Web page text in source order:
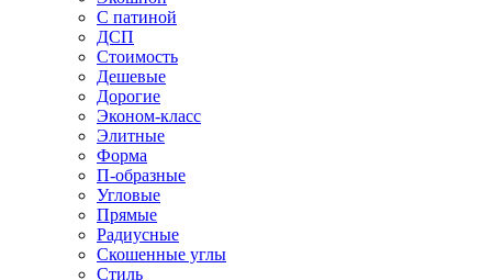
С патиной
ДСП
Стоимость
Дешевые
Дорогие
Эконом-класс
Элитные
Форма
П-образные
Угловые
Прямые
Радиусные
Скошенные углы
Стиль